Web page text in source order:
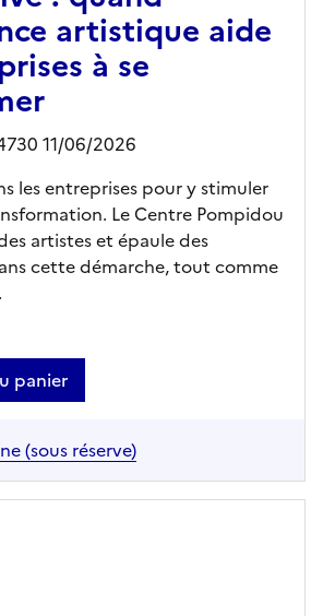
artistique aide
à se
11/06/2026
les entreprises pour y stimuler
Le Centre Pompidou
artistes et épaule des
cette démarche, tout comme
panier
(sous réserve)